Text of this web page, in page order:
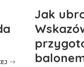
Jak